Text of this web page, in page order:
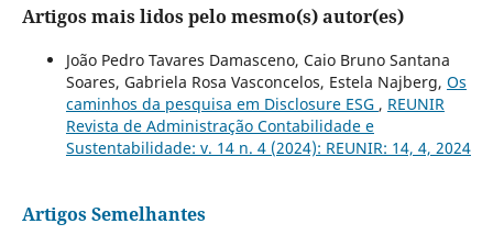
Artigos mais lidos pelo mesmo(s) autor(es)
João Pedro Tavares Damasceno, Caio Bruno Santana
Soares, Gabriela Rosa Vasconcelos, Estela Najberg, Os
caminhos da pesquisa em Disclosure ESG , REUNIR
Revista de Administração Contabilidade e
Sustentabilidade: v. 14 n. 4 (2024): REUNIR: 14, 4, 2024
Artigos Semelhantes